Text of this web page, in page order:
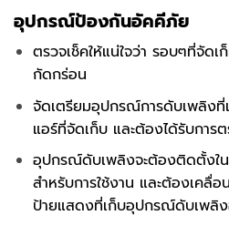
อุปกรณ์ป้องกันอัคคีภัย
ตรวจเช็คให้แน่ใจว่า รอบๆที่จัดเ
กัดกร่อน
จัดเตรียมอุปกรณ์การดับเพลิงที่
แอร์ที่จัดเก็บ และต้องได้รับกา
อุปกรณ์ดับเพลิงจะต้องติดตั้งใ
สำหรับการใช้งาน และต้องเคลื่
ป้ายแสดงที่เก็บอุปกรณ์ดับเพลิง